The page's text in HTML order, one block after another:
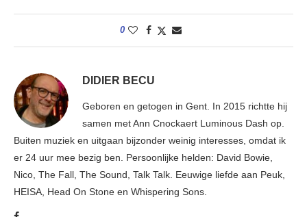
0
DIDIER BECU
Geboren en getogen in Gent. In 2015 richtte hij
samen met Ann Cnockaert Luminous Dash op.
Buiten muziek en uitgaan bijzonder weinig interesses, omdat ik
er 24 uur mee bezig ben. Persoonlijke helden: David Bowie,
Nico, The Fall, The Sound, Talk Talk. Eeuwige liefde aan Peuk,
HEISA, Head On Stone en Whispering Sons.